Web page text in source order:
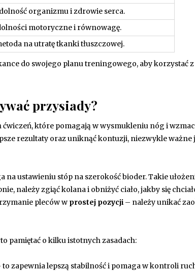
organizmu i zdrowie serca.
motoryczne i równowagę.
na utratę tkanki tłuszczowej.
do swojego planu treningowego, aby korzystać
przysiady?
które pomagają w wysmukleniu nóg i
rezultaty oraz uniknąć kontuzji, niezwykle ważne
na ustawieniu stóp na szerokość bioder. Takie
należy zgiąć kolana i obniżyć ciało, jakby się
pleców w prostej pozycji – należy unikać
pamiętać o kilku istotnych zasadach:
to zapewnia lepszą stabilność i pomaga w kontroli